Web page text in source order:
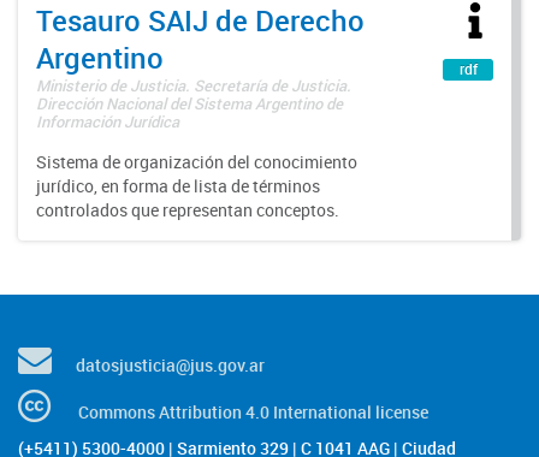
Tesauro SAIJ de Derecho
Argentino
Ministerio de Justicia. Secretaría de Justicia.
Dirección Nacional del Sistema Argentino de
Información Jurídica
Sistema de organización del conocimiento
jurídico, en forma de lista de términos
controlados que representan conceptos.
rdf
datosjusticia@jus.gov.ar
Commons Attribution 4.0 International license
(+5411) 5300-4000 | Sarmiento 329 | C 1041 AAG | Ciudad